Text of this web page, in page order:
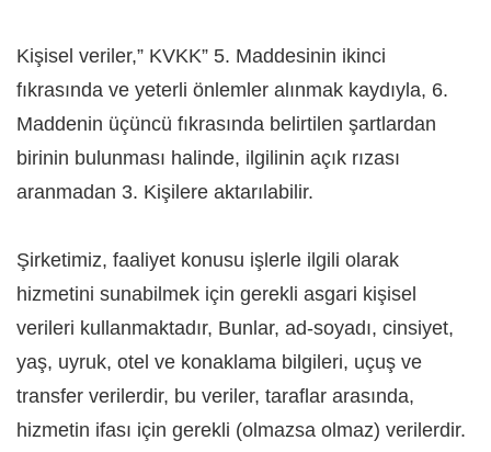
Kişisel veriler,” KVKK” 5. Maddesinin ikinci
fıkrasında ve yeterli önlemler alınmak kaydıyla, 6.
Maddenin üçüncü fıkrasında belirtilen şartlardan
birinin bulunması halinde, ilgilinin açık rızası
aranmadan 3. Kişilere aktarılabilir.
Şirketimiz, faaliyet konusu işlerle ilgili olarak
hizmetini sunabilmek için gerekli asgari kişisel
verileri kullanmaktadır, Bunlar, ad-soyadı, cinsiyet,
yaş, uyruk, otel ve konaklama bilgileri, uçuş ve
transfer verilerdir, bu veriler, taraflar arasında,
hizmetin ifası için gerekli (olmazsa olmaz) verilerdir.